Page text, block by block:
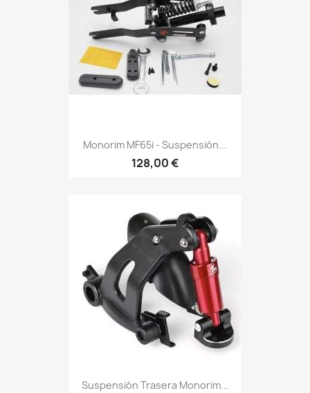
Monorim MF65i - Suspensión...
128,00 €
Suspensión Trasera Monorim...